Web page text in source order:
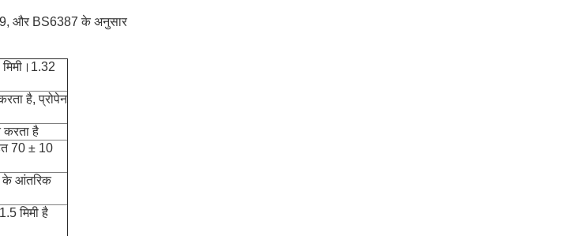
और BS6387 के अनुसार
है, प्रोपेन
करता है
70 ± 10
के आंतरिक
मिमी है